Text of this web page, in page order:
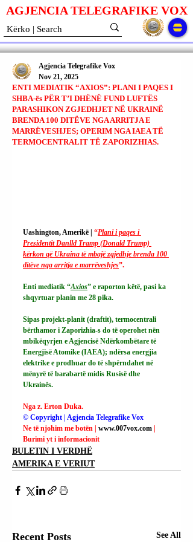
AGJENCIA TELEGRAFIKE VOX
ENTI MEDIATIK “AXIOS”: PLANI I PAQES I
SHBA-ës PËR T’I DHËNË FUND LUFTËS
PARASHIKON ZGJEDHJET NË UKRAINË
BRENDA 100 DITËVE NGA ARRITJA E
MARRËVESHJES; OPERIM NGA IAEA TË
TERMOCENTRALIT TË ZAPORIZHIAS.
Agjencia Telegrafike Vox
Nov 21, 2025
Uashington, Amerikë | “Plani i paqes i
Presidentit Danlld Tramp (Donald Trump)
kërkon që Ukraina të mbajë zgjedhje brenda 100
ditëve nga arritja e marrëveshjes”.
Enti mediatik “Axios” e raporton këtë, pasi ka
shqyrtuar planin me 28 pika.
Sipas projekt-planit (draftit), termocentrali
bërthamor i Zaporizhia-s do të operohet nën
mbikëqyrjen e Agjencisë Ndërkombëtare të
Energjisë Atomike (IAEA); ndërsa energjia
elektrike e prodhuar do të shpërndahet në
mënyrë të barabartë midis Rusisë dhe
Ukrainës.
Nga z. Erton Duka.
© Copyright | Agjencia Telegrafike Vox
Ne të njohim me botën | www.007vox.com |
Burimi yt i informacionit
BULETIN I VERDHË
AMERIKA E VERIUT
Recent Posts See All